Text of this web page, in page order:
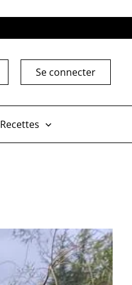
Se connecter
Recettes